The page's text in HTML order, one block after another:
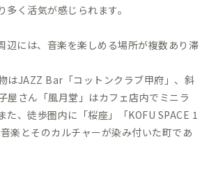
多く活気が感じられます。
辺には、音楽を楽しめる場所が複数あり滞
はJAZZ Bar「コットンクラブ甲府」、斜
屋さん「風月堂」はカフェ店内でミニラ
た、徒歩圏内に「桜座」「KOFU SPACE 1
楽とそのカルチャーが染み付いた町であ